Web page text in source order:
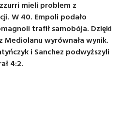
mieli problem z
W 40. Empoli podało
trafił samobója. Dzięki
Mediolanu wyrównała wynik.
i Sanchez podwyższyli
4:2.